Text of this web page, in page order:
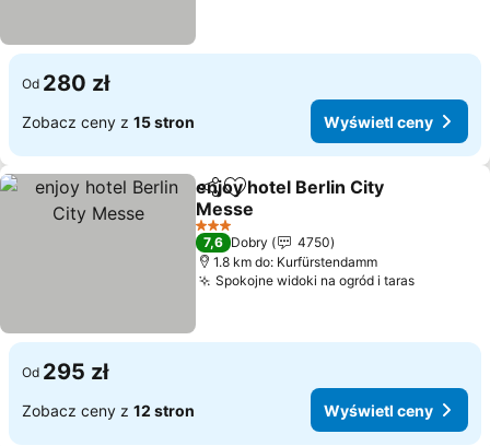
Od 280 zł
Zobacz ceny z 15 stron Wyświetl ceny
Udostępnij
Dodaj do ulubionych
enjoy hotel Berlin City
Messe
3 Kategoria
7,6 Dobry
4750
1.8 km do: Kurfürstendamm
Spokojne widoki na ogród i taras
Od 295 zł
Zobacz ceny z 12 stron Wyświetl ceny